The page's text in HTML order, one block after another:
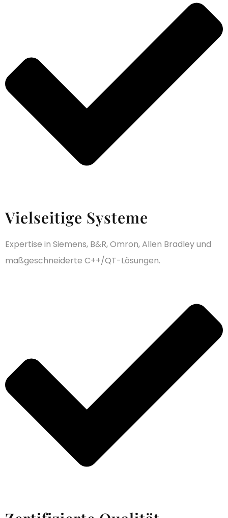
Vielseitige Systeme
Expertise in Siemens, B&R, Omron, Allen Bradley und
maßgeschneiderte C++/QT-Lösungen.